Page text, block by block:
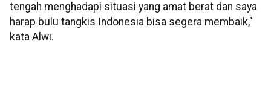
tengah menghadapi situasi yang amat berat dan saya
harap bulu tangkis Indonesia bisa segera membaik,"
kata Alwi.